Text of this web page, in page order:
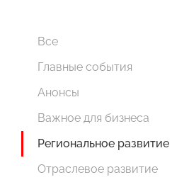
Все
Главные события
Анонсы
Важное для бизнеса
Региональное развитие
Отраслевое развитие